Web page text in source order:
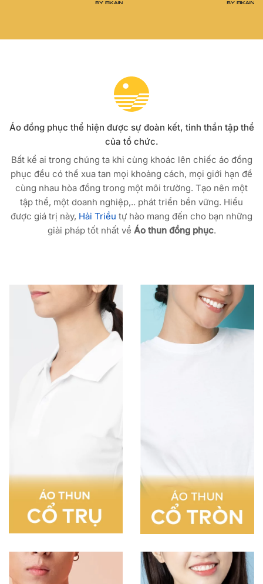
Áo đồng phục thể hiện được sự đoàn kết, tinh thần tập thể
của tổ chức.
Bất kể ai trong chúng ta khi cùng khoác lên chiếc áo đồng
phục đều có thể xua tan mọi khoảng cách, mọi giới hạn để
cùng nhau hòa đồng trong một môi trường. Tạo nên một
tập thể, một doanh nghiệp,.. phát triển bền vững. Hiểu
được giá trị này, Hải Triều tự hào mang đến cho bạn những
giải pháp tốt nhất về Áo thun đồng phục.